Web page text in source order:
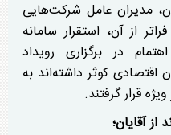
مدیران عامل شرکت‌هایی
از آن، استقرار سامانه
در برگزاری رویداد
اقتصادی کوثر داشته‌اند به
قرار گرفتند.
از آقایان؛